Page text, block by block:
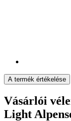
A termék értékelése
Vásárlói
Light